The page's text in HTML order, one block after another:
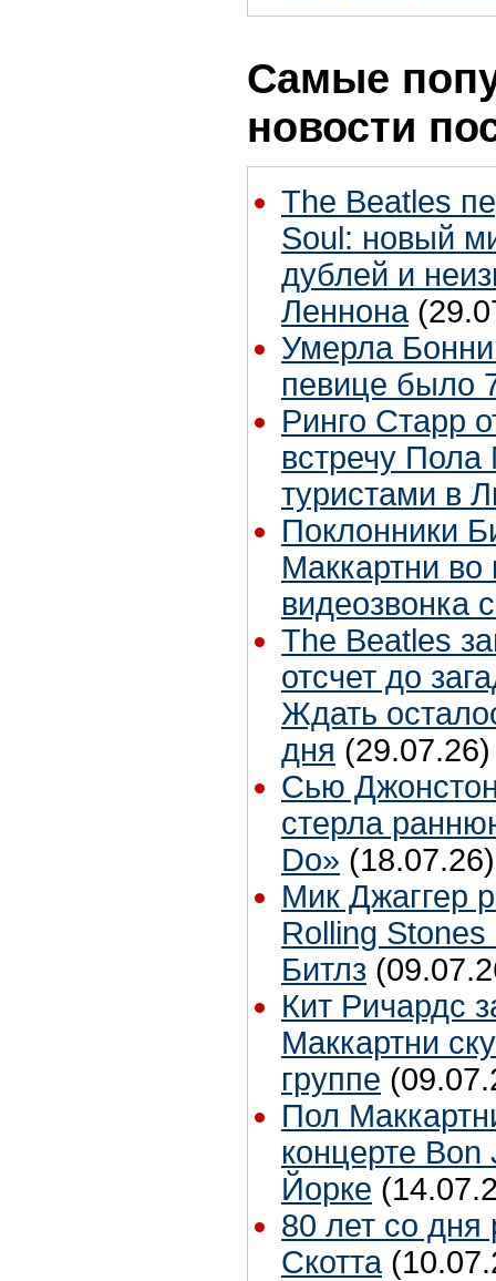
Самые
новости
The Beatles
Soul: новый
дублей и
Леннона
Умерла
певице было
Ринго Старр
встречу Пола
туристами в
Поклонники
Маккартни во
видеозвонка
The Beatles
отсчет до
Ждать
дня (29.07.26)
Сью
стерла
Do» (18.07.26)
Мик Джаггер
Rolling Stones
Битлз
Кит Ричардс
Маккартни
группе
Пол
концерте
Йорке
80 лет со
Скотта